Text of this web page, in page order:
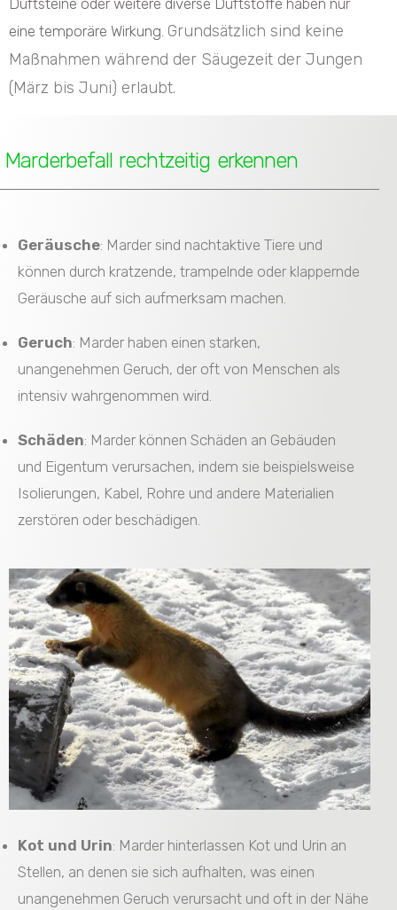
Duftsteine oder weitere diverse Duftstoffe haben nur
eine temporäre Wirkung. Grundsätzlich sind keine
Maßnahmen während der Säugezeit der Jungen
(März bis Juni) erlaubt.
Marderbefall rechtzeitig erkennen
Geräusche: Marder sind nachtaktive Tiere und
können durch kratzende, trampelnde oder klappernde
Geräusche auf sich aufmerksam machen.
Geruch: Marder haben einen starken,
unangenehmen Geruch, der oft von Menschen als
intensiv wahrgenommen wird.
Schäden: Marder können Schäden an Gebäuden
und Eigentum verursachen, indem sie beispielsweise
Isolierungen, Kabel, Rohre und andere Materialien
zerstören oder beschädigen.
Kot und Urin: Marder hinterlassen Kot und Urin an
Stellen, an denen sie sich aufhalten, was einen
unangenehmen Geruch verursacht und oft in der Nähe